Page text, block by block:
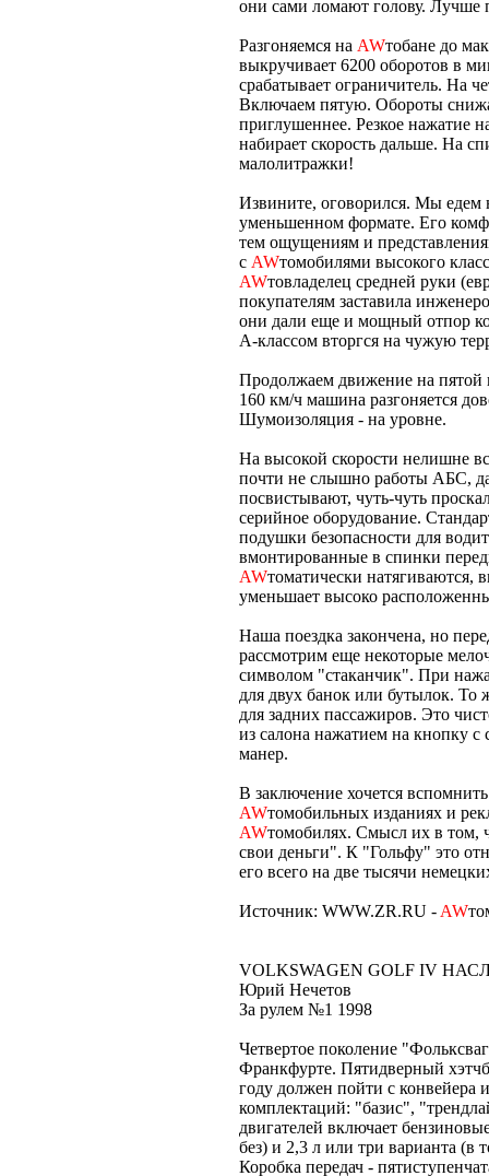
они сами ломают голову. Лучше
Разгоняемся на AWтобане до
выкручивает 6200 оборотов в
срабатывает ограничитель. На
Включаем пятую. Обороты
приглушеннее. Резкое нажатие
набирает скорость дальше. На
малолитражки!
Извините, оговорился. Мы едем
уменьшенном формате. Его
тем ощущениям и
с AWтомобилями высокого
AWтовладелец средней руки
покупателям заставила
они дали еще и мощный отпор
А-классом вторгся на чужую
Продолжаем движение на пятой
160 км/ч машина разгоняется
Шумоизоляция - на уровне.
На высокой скорости нелишне
почти не слышно работы АБС, да
посвистывают, чуть-чуть
серийное оборудование.
подушки безопасности для
вмонтированные в спинки
AWтоматически натягиваются,
уменьшает высоко
Наша поездка закончена, но
рассмотрим еще некоторые
символом "стаканчик". При
для двух банок или бутылок. То
для задних пассажиров. Это
из салона нажатием на кнопку
манер.
В заключение хочется
AWтомобильных изданиях и
AWтомобилях. Смысл их в том,
свои деньги". К "Гольфу" это
его всего на две тысячи
Источник: WWW.ZR.RU - AW
VOLKSWAGEN GOLF IV
Юрий Нечетов
За рулем №1 1998
Четвертое поколение
Франкфурте. Пятидверный
году должен пойти с конвейера
комплектаций: "базис",
двигателей включает
без) и 2,3 л или три варианта (в
Коробка передач -